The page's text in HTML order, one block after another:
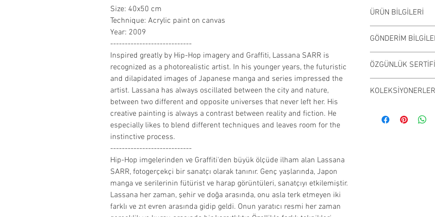
Size: 40x50 cm
Technique: Acrylic paint on canvas
Year: 2009
----------------------------
Inspired greatly by Hip-Hop imagery and Graffiti, Lassana SARR is
recognized as a photorealistic artist. In his younger years, the futuristic
and dilapidated images of Japanese manga and series impressed the
artist. Lassana has always oscillated between the city and nature,
between two different and opposite universes that never left her. His
creative painting is always a contrast between reality and fiction. He
especially likes to blend different techniques and leaves room for the
instinctive process.
----------------------------
Hip-Hop imgelerinden ve Graffiti'den büyük ölçüde ilham alan Lassana
SARR, fotogerçekçi bir sanatçı olarak tanınır. Genç yaşlarında, Japon
manga ve serilerinin fütürist ve harap görüntüleri, sanatçıyı etkilemiştir.
Lassana her zaman, şehir ve doğa arasında, onu asla terk etmeyen iki
farklı ve zıt evren arasında gidip geldi. Onun yaratıcı resmi her zaman
ÜRÜN BİLGİLERİ
Tuval üzerine
satılmaktadır.
değişiklik
GÖNDERİM
Çalışma Le Havre,
Alıcının adresine
gümrük bedelleri
Kargo ile
Artwork will be
ÖZGÜNLÜK
Ressamın
gönderilmektedir.
severlerin